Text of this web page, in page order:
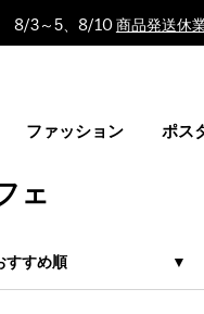
8/3～5、8/10 商品発送休
ファッション ポス
ェ
すすめ順